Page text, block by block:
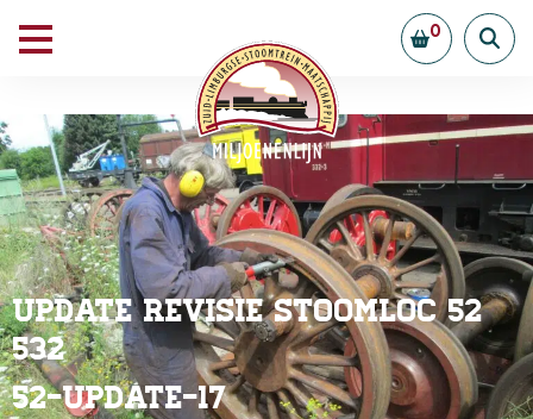
0
Update revisie stoomloc 52
532
52-Update-17